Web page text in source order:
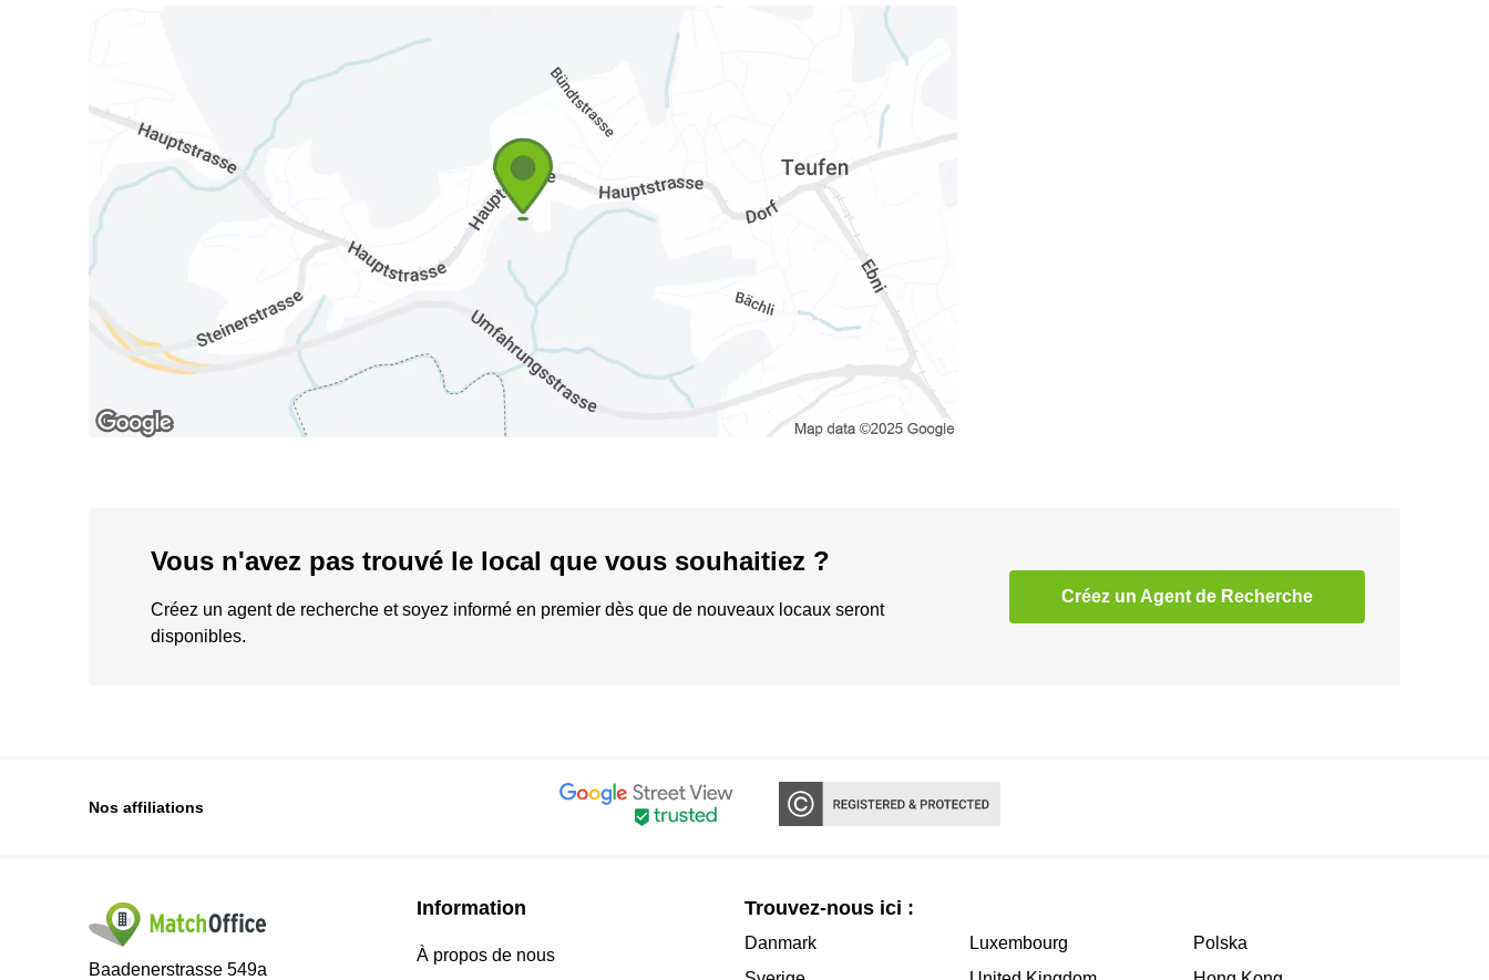
Vous n'avez pas trouvé le local que vous souhaitiez ?
Créez un agent de recherche et soyez informé en premier dès que de nouveaux locaux seront
disponibles.
Créez un Agent de Recherche
Nos affiliations
Baadenerstrasse 549a
Information
À propos de nous
Trouvez-nous ici :
Danmark
Luxembourg
Polska